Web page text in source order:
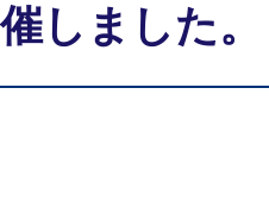
しました。